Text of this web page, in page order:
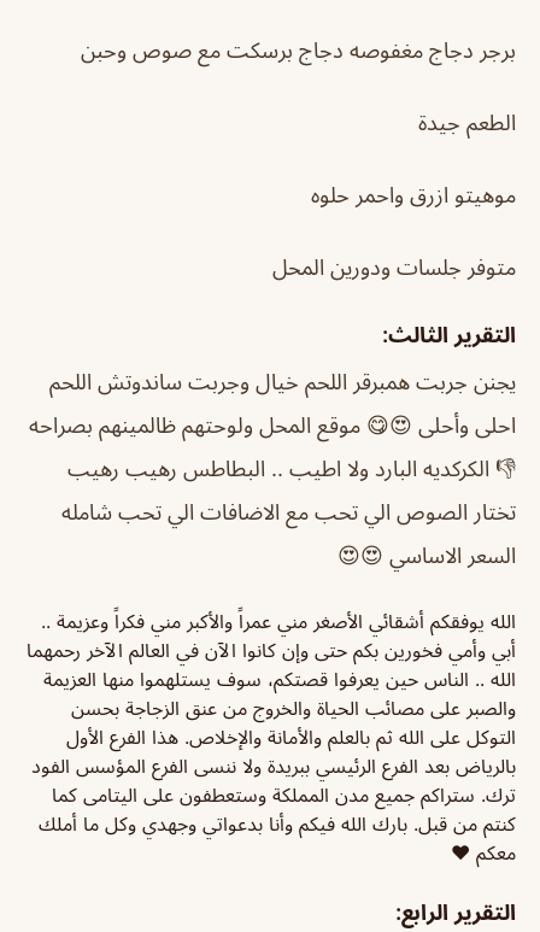
برجر دجاج مغفوصه دجاج برسكت مع صوص وحبن
الطعم جيدة
موهيتو ازرق واحمر حلوه
متوفر جلسات ودورين المحل
التقرير الثالث:
يجنن جربت همبرقر اللحم خيال وجربت ساندوتش اللحم
احلى وأحلى 😍😋 موقع المحل ولوحتهم ظالمينهم بصراحه
👎 الكركديه البارد ولا اطيب .. البطاطس رهيب رهيب
تختار الصوص الي تحب مع الاضافات الي تحب شامله
السعر الاساسي 😍😍
الله يوفقكم أشقائي الأصغر مني عمراً والأكبر مني فكراً وعزيمة ..
أبي وأمي فخورين بكم حتى وإن كانوا الآن في العالم الآخر رحمهما
الله .. الناس حين يعرفوا قصتكم، سوف يستلهموا منها العزيمة
والصبر على مصائب الحياة والخروج من عنق الزجاجة بحسن
التوكل على الله ثم بالعلم والأمانة والإخلاص. هذا الفرع الأول
بالرياض بعد الفرع الرئيسي ببريدة ولا ننسى الفرع المؤسس الفود
ترك. ستراكم جميع مدن المملكة وستعطفون على اليتامى كما
كنتم من قبل. بارك الله فيكم وأنا بدعواتي وجهدي وكل ما أملك
معكم ❤️
التقرير الرابع: